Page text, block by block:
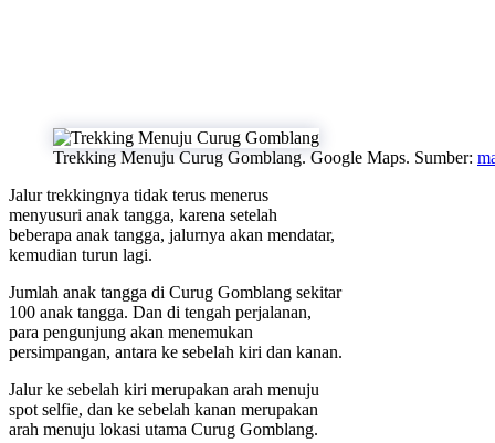
Trekking Menuju Curug Gomblang. Google Maps. Sumber:
Jalur trekkingnya tidak terus menerus
menyusuri anak tangga, karena setelah
beberapa anak tangga, jalurnya akan mendatar,
kemudian turun lagi.
Jumlah anak tangga di Curug Gomblang sekitar
100 anak tangga. Dan di tengah perjalanan,
para pengunjung akan menemukan
persimpangan, antara ke sebelah kiri dan kanan.
Jalur ke sebelah kiri merupakan arah menuju
spot selfie, dan ke sebelah kanan merupakan
arah menuju lokasi utama Curug Gomblang.